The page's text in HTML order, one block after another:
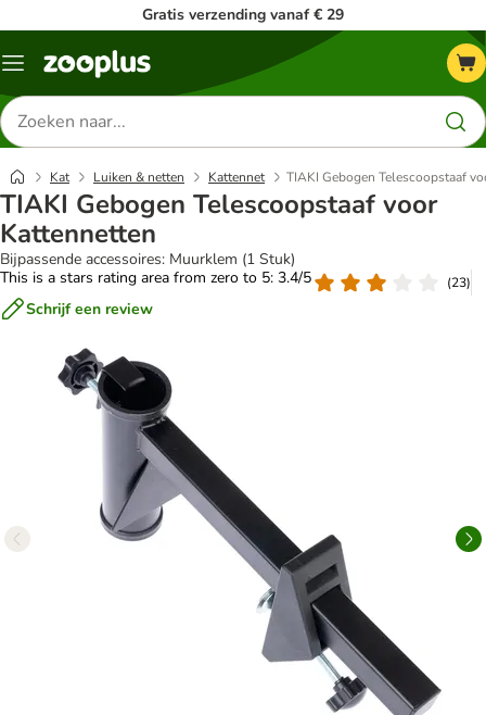
Gratis verzending vanaf € 29
Menu
Zoeken
naar
producten
Kat Luiken & netten Kattennet TIAKI Gebogen Telescoopstaaf
TIAKI Gebogen Telescoopstaaf voor
Kattennetten
Bijpassende accessoires: Muurklem (1 Stuk)
This is a stars rating area from zero to 5: 3.4/5
(23)
Schrijf een review